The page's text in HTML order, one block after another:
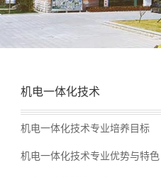
机电一体化技术
机电一体化技术专业培养目标
机电一体化技术专业优势与特色